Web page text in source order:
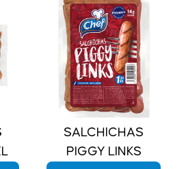
SALCHICHAS
PIGGY LINKS